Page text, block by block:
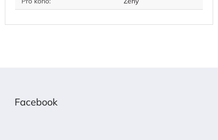
Facebook